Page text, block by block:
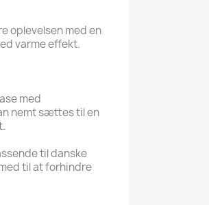
oplevelsen med en
varme effekt.
med
nemt sættes til en
til danske
til at forhindre